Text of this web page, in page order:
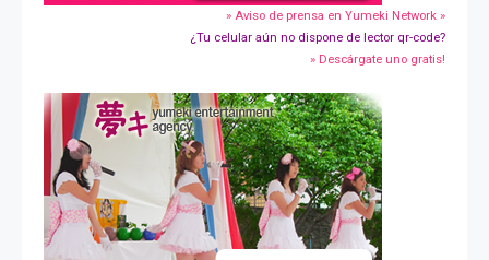
» Aviso de prensa en Yumeki Network »
¿Tu celular aún no dispone de lector qr-code?
» Descárgate uno gratis!